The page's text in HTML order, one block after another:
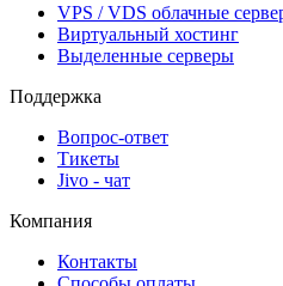
VPS / VDS облачные
Виртуальный хостинг
Выделенные серверы
Поддержка
Вопрос-ответ
Тикеты
Jivo - чат
Компания
Контакты